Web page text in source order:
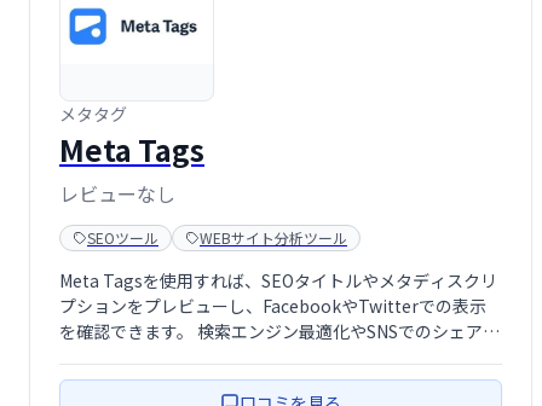
メタタグ
Meta Tags
レビューなし
SEOツール WEBサイト分析ツール
Meta Tagsを使用すれば、SEOタイトルやメタディスクリ
プションをプレビューし、FacebookやTwitterでの表示
を確認できます。 検索エンジン最適化やSNSでのシェア効
を支援します。 Webサイトの表示を最適化し、集客効果